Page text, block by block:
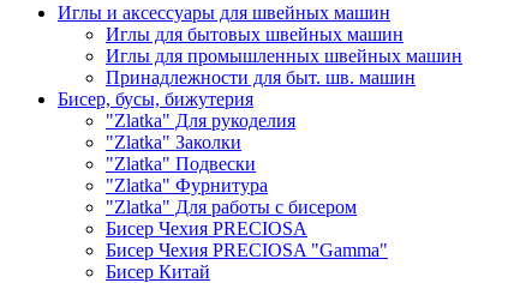
Иглы и аксессуары для швейных машин
Иглы для бытовых швейных машин
Иглы для промышленных швейных машин
Принадлежности для быт. шв. машин
Бисер, бусы, бижутерия
"Zlatka" Для рукоделия
"Zlatka" Заколки
"Zlatka" Подвески
"Zlatka" Фурнитура
"Zlatka" Для работы с бисером
Бисер Чехия PRECIOSA
Бисер Чехия PRECIOSA "Gamma"
Бисер Китай